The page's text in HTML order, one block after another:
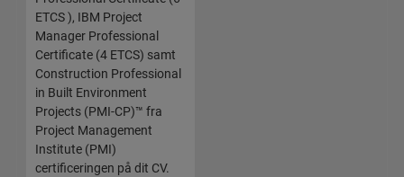
ETCS ), IBM Project
Manager Professional
Certificate (4 ETCS) samt
Construction Professional
in Built Environment
Projects (PMI-CP)™ fra
Project Management
Institute (PMI)
certificeringen på dit CV.